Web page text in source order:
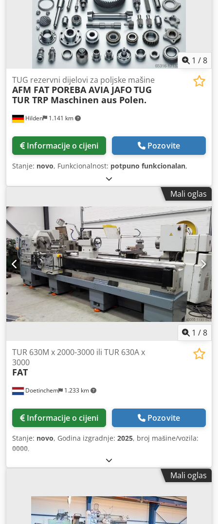
1 /8
Hilden 1.141 km
TUG rezervni dijelovi za poljske mašine
AFM FAT POREBA AVIA JAFOTUG
TUR TRP Maschinen aus Polen.
Informacije o cijeni Pozovite
Stanje: novo, Funkcionalnost: potpuno funkcionalan,
Mali oglas
1 /8
Doetinchem 1.233 km
TUR 630M x 2000-3000 ili TUR 630A x
3000
FAT
Informacije o cijeni Pozovite
Stanje: novo, Godina izgradnje: 2025, broj mašine/vozila:
0000,
Mali oglas